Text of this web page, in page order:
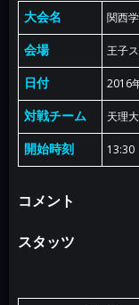
大会名 関西
会場 王子
日付 2016
対戦チーム 天理
開始時刻 13:30
コメント
スタッツ